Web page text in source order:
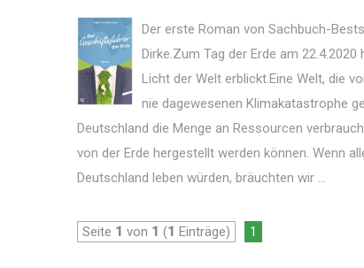
Der erste Roman von Sachbuch-
Dirke.Zum Tag der Erde am
Licht der Welt erblickt.Eine Welt, die
nie dagewesenen Klimakatastrophe
Deutschland die Menge an Ressourcen
von der Erde hergestellt werden können. Wenn
Deutschland leben würden, bräuchten wir ...
Seite 1 von 1 (1 Einträge) 1